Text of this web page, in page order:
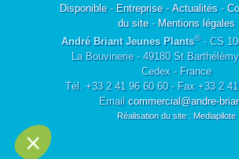
Disponible- Entreprise- Actualités -
du site- Mentions légales
André Briant Jeunes Plants®- CS
La Bouvinerie - 49180 St
Cedex - France
Tél. +33 2 41 96 60 60 - Fax +33 2
Email commercial@andre-
Réalisation du site : Mediapilote